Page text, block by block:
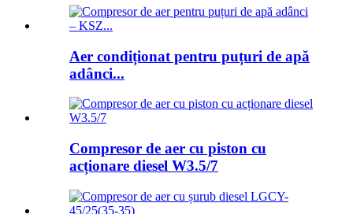
Aer condiționat pentru puțuri de apă
adânci...
Compresor de aer cu piston cu
acționare diesel W3.5/7